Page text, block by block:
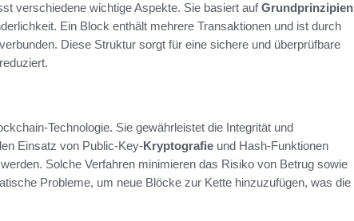
verschiedene wichtige Aspekte. Sie basiert aufGrundprinzipien
Ein Block enthält mehrere Transaktionen und ist durch
Diese Struktur sorgt für eine sichere und überprüfbare
Technologie. Sie gewährleistet die Integrität und
Einsatz von Public-Key-Kryptografie und Hash-Funktionen
Solche Verfahren minimieren das Risiko von Betrug sowie
Probleme, um neue Blöcke zur Kette hinzuzufügen, was die